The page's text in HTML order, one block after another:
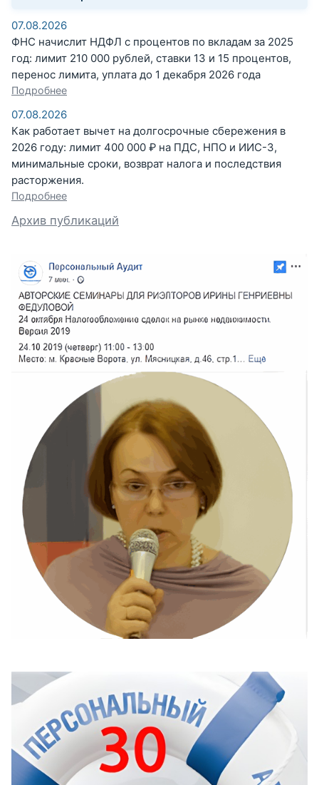
07.08.2026
ФНС начислит НДФЛ с процентов по вкладам за 2025
год: лимит 210 000 рублей, ставки 13 и 15 процентов,
перенос лимита, уплата до 1 декабря 2026 года
Подробнее
07.08.2026
Как работает вычет на долгосрочные сбережения в
2026 году: лимит 400 000 ₽ на ПДС, НПО и ИИС-3,
минимальные сроки, возврат налога и последствия
расторжения.
Подробнее
Архив публикаций